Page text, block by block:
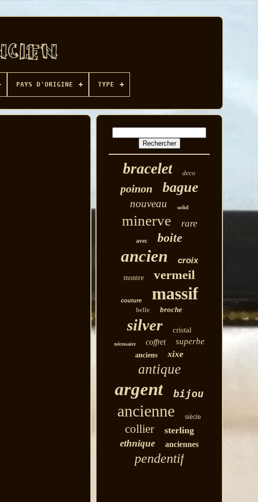
PAYS D'ORIGINE TYPE
bracelet deco
poinon bague
nouveau solid
minerve rare
avec boite
ancien croix
montre vermeil
couture massif
belle broche
silver cristal
nécessaire coffret superbe
anciens xixe
antique
argent bijou
ancienne siècle
collier sterling
ethnique anciennes
pendentif